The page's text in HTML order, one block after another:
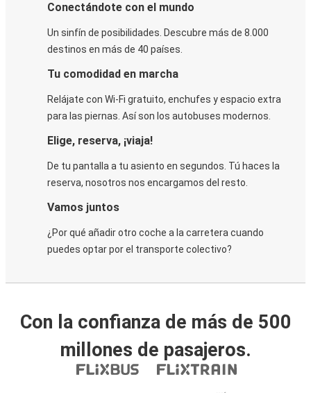
Conectándote con el mundo
Un sinfín de posibilidades. Descubre más de 8.000
destinos en más de 40 países.
Tu comodidad en marcha
Relájate con Wi-Fi gratuito, enchufes y espacio extra
para las piernas. Así son los autobuses modernos.
Elige, reserva, ¡viaja!
De tu pantalla a tu asiento en segundos. Tú haces la
reserva, nosotros nos encargamos del resto.
Vamos juntos
¿Por qué añadir otro coche a la carretera cuando
puedes optar por el transporte colectivo?
Con la confianza de más de 500
millones de pasajeros.